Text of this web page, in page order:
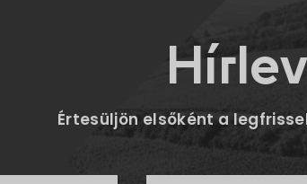
Értesüljön elsőként a